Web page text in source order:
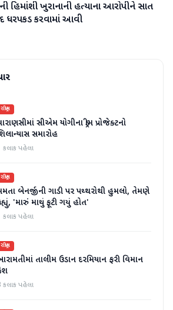
હિમાંશી ખુરાનાની હત્યાના આરોપીને સાત
ધરપકડ કરવામાં આવી
રાષ્ટ્રીય
સીએમ યોગીના ડ્રીમ પ્રોજેક્ટનો
સમારોહ
કલાક પહેલા
રાષ્ટ્રીય
બેનર્જીની ગાડી પર પથ્થરોથી હુમલો, તેમણે
'મારું માથું ફૂટી ગયું હોત'
કલાક પહેલા
રાષ્ટ્રીય
તાલીમ ઉડાન દરમિયાન ફરી વિમાન
કલાક પહેલા